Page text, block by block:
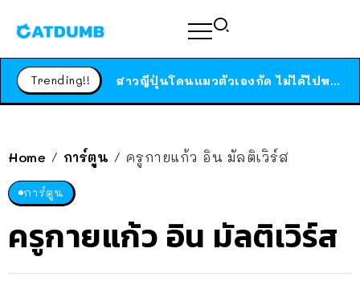
Trending!! ได้เวลาเด็กหนวดรวมตัว RF Online Next เปิดให้เล่นแล้ว เกม Sci-Fi MMORPG ระดับตำนาน เล่นได้ทั้งมือถือและ PC
Home / การ์ตูน / ครูกายแก้ว อิน มัลติเวิร์ส
การ์ตูน
ครูกายแก้ว อิน มัลติเวิร์ส